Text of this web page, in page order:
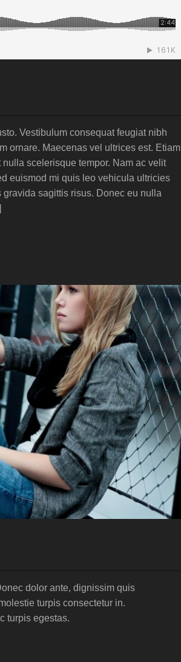
Vestibulum consequat feugiat nibh
ornare. Maecenas vel ultrices est. Etiam
scelerisque tempor. Nam ac velit
euismod mi quis leo vehicula ultricies
sagittis risus. Donec eu nulla
dolor ante, dignissim quis
turpis consectetur in.
turpis egestas.